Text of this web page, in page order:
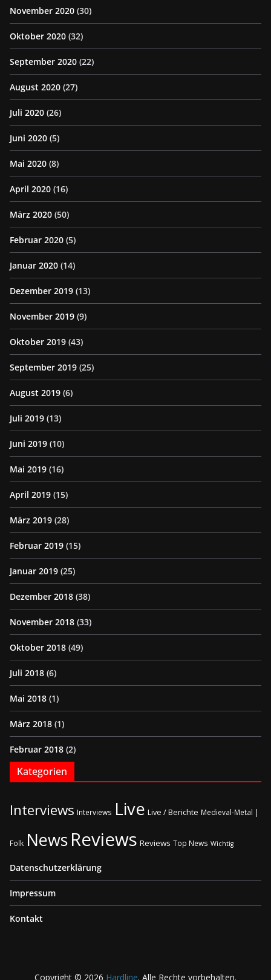
November 2020 (30)
Oktober 2020 (32)
September 2020 (22)
August 2020 (27)
Juli 2020 (26)
Juni 2020 (5)
Mai 2020 (8)
April 2020 (16)
März 2020 (50)
Februar 2020 (5)
Januar 2020 (14)
Dezember 2019 (13)
November 2019 (9)
Oktober 2019 (43)
September 2019 (25)
August 2019 (6)
Juli 2019 (13)
Juni 2019 (10)
Mai 2019 (16)
April 2019 (15)
März 2019 (28)
Februar 2019 (15)
Januar 2019 (25)
Dezember 2018 (38)
November 2018 (33)
Oktober 2018 (49)
Juli 2018 (6)
Mai 2018 (1)
März 2018 (1)
Februar 2018 (2)
Kategorien
Interviews Interviews Live Live / Berichte Medieval-Metal |
Folk NewsReviews Reviews Top News Wichtig
Datenschutzerklärung
Impressum
Kontakt
Copyright © 2026 Hardline. Alle Rechte vorbehalten.